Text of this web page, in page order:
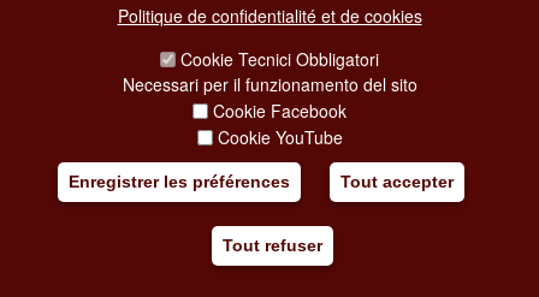
PRIVACY
SOCIAL MEDIA POLICY
CREDITS
COPYRIGHT
ESCLUSIONE DI RESPONSABILITÀ
Politique de confidentialité et de cookies
Cookie Tecnici Obbligatori
Necessari per il funzionamento del sito
Cookie Facebook
Cookie YouTube
Enregistrer les préférences Tout accepter
Tout refuser